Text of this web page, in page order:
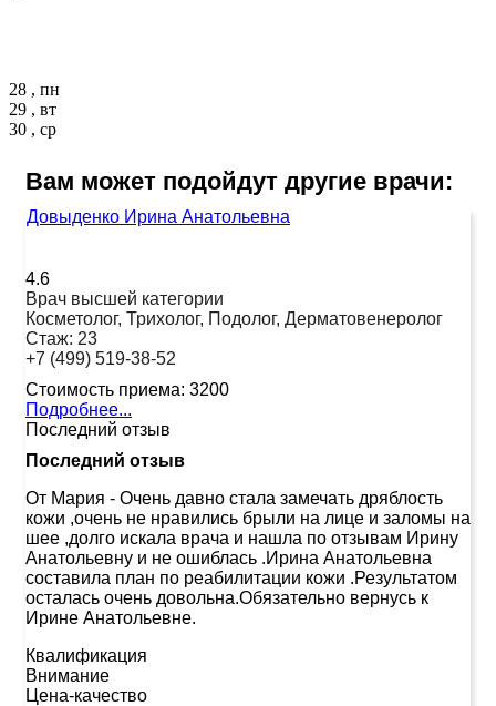
28 , пн
29 , вт
30 , ср
Вам может подойдут другие врачи:
Довыденко Ирина Анатольевна
4.6
Врач высшей категории
Косметолог, Трихолог, Подолог, Дерматовенеролог
Стаж: 23
+7 (499) 519-38-52
Стоимость приема: 3200
Подробнее...
Последний отзыв
Последний отзыв
От Мария - Очень давно стала замечать дряблость
кожи ,очень не нравились брыли на лице и заломы на
шее ,долго искала врача и нашла по отзывам Ирину
Анатольевну и не ошиблась .Ирина Анатольевна
составила план по реабилитации кожи .Результатом
осталась очень довольна.Обязательно вернусь к
Ирине Анатольевне.
Квалификация
Внимание
Цена-качество